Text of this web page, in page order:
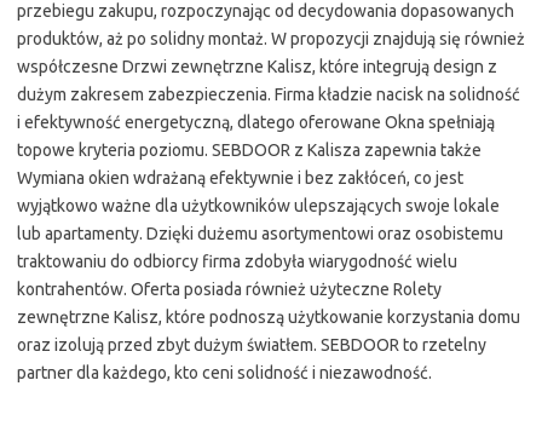
przebiegu zakupu, rozpoczynając od decydowania dopasowanych
produktów, aż po solidny montaż. W propozycji znajdują się również
współczesne Drzwi zewnętrzne Kalisz, które integrują design z
dużym zakresem zabezpieczenia. Firma kładzie nacisk na solidność
i efektywność energetyczną, dlatego oferowane Okna spełniają
topowe kryteria poziomu. SEBDOOR z Kalisza zapewnia także
Wymiana okien wdrażaną efektywnie i bez zakłóceń, co jest
wyjątkowo ważne dla użytkowników ulepszających swoje lokale
lub apartamenty. Dzięki dużemu asortymentowi oraz osobistemu
traktowaniu do odbiorcy firma zdobyła wiarygodność wielu
kontrahentów. Oferta posiada również użyteczne Rolety
zewnętrzne Kalisz, które podnoszą użytkowanie korzystania domu
oraz izolują przed zbyt dużym światłem. SEBDOOR to rzetelny
partner dla każdego, kto ceni solidność i niezawodność.